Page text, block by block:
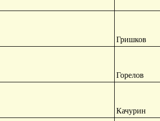
Гришков
Горелов
Качурин